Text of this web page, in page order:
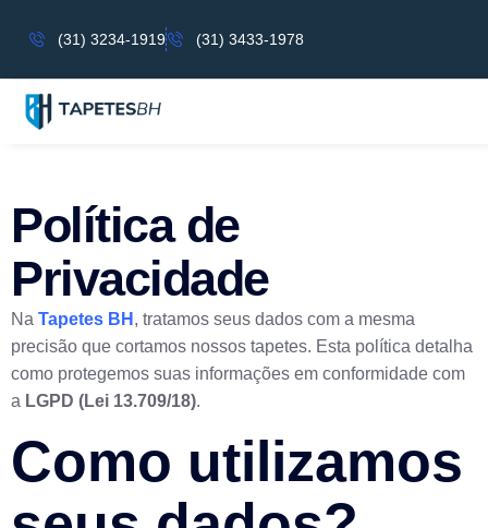
(31) 3234-1919 (31) 3433-1978
Política de
Privacidade
Na Tapetes BH , tratamos seus dados com a mesma
precisão que cortamos nossos tapetes. Esta política detalha
como protegemos suas informações em conformidade com
a LGPD (Lei 13.709/18).
Como utilizamos